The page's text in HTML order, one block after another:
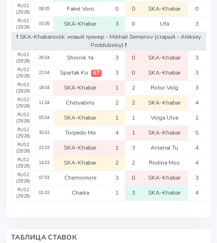
RUS2
(25/26)
08.05 Fakel Voro 0 0 SKA-Khabar 0
RUS2
(25/26)
03.05 SKA-Khabar 3 0 Ufa
3
❗️ SKA-Khabarovsk: новый тренер - Mikhail Semenov (старый - Aleksey
Poddubskiy) ❗️
RUS2
(25/26)
26.04 Shinnik Ya 3 0 SKA-Khabar 3
RUS2
(25/26)
22.04 Spartak Ko 67 3 0 SKA-Khabar 3
RUS2
(25/26)
18.04 SKA-Khabar 1 2 Rotor Volg 3
RUS2
(25/26)
11.04 Chelyabins 2 2 SKA-Khabar 4
RUS2
(25/26)
05.04 SKA-Khabar 1 1 Volga Ulya 2
RUS2
(25/26)
30.03 Torpedo Mo 4 1 SKA-Khabar 5
RUS2
(25/26)
22.03 SKA-Khabar 1 3 Arsenal Tu 4
RUS2
(25/26)
14.03 SKA-Khabar 2 2 Rodina Mos 4
RUS2
(25/26)
07.03 Chernomore 3 0 SKA-Khabar 3
RUS2
(25/26)
01.03 Chaika 1 3 SKA-Khabar 4
ТАБЛИЦА СТАВОК